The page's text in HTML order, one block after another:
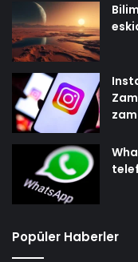
Popüler Haberler